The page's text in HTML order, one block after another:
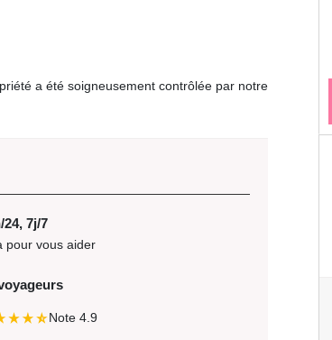
a été soigneusement contrôlée par notre
7j/7
pour vous aider
Note 4.9